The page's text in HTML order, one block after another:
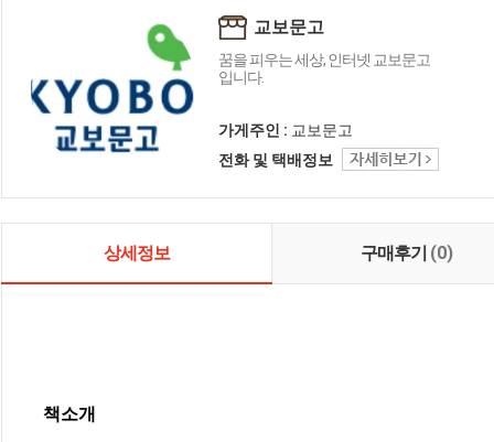
교보문고
꿈을 피우는 세상, 인터넷 교보문고
입니다.
가게주인 : 교보문고
전화 및 택배정보
상세정보 구매후기 (0)
책소개